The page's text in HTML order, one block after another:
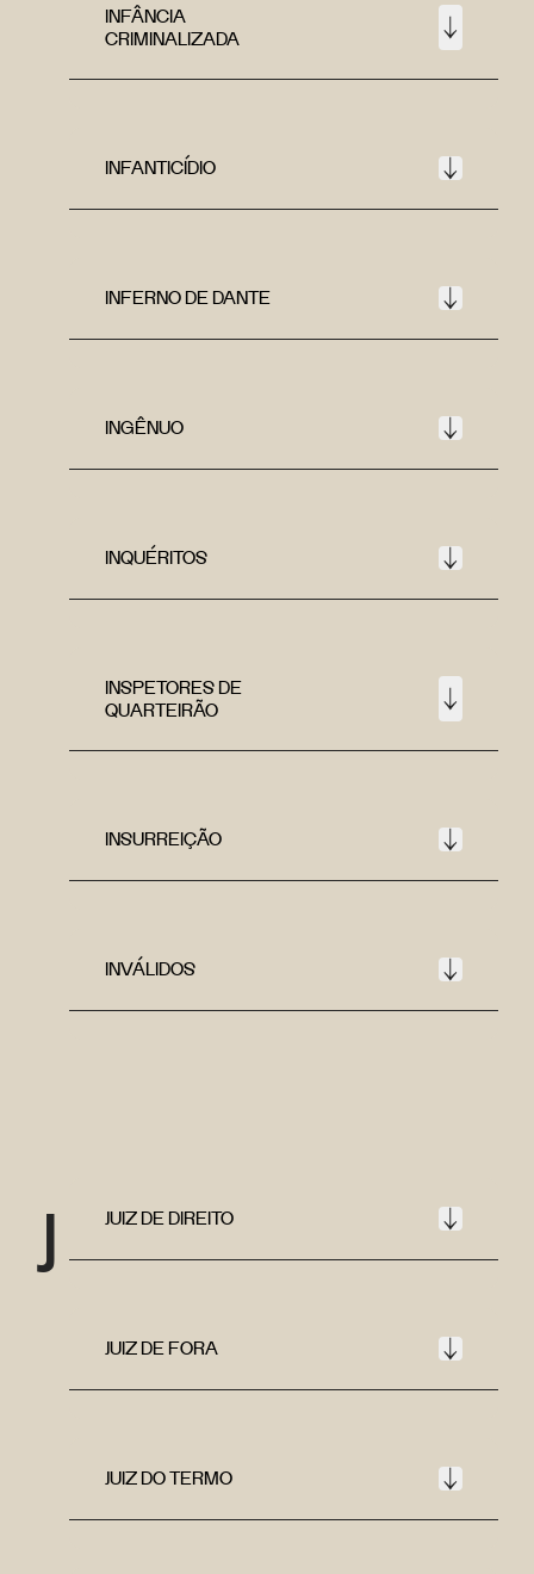
INFÂNCIA
CRIMINALIZADA
INFANTICÍDIO
INFERNO DE DANTE
INGÊNUO
INQUÉRITOS
INSPETORES DE
QUARTEIRÃO
INSURREIÇÃO
INVÁLIDOS
J JUIZ DE DIREITO
JUIZ DE FORA
JUIZ DO TERMO